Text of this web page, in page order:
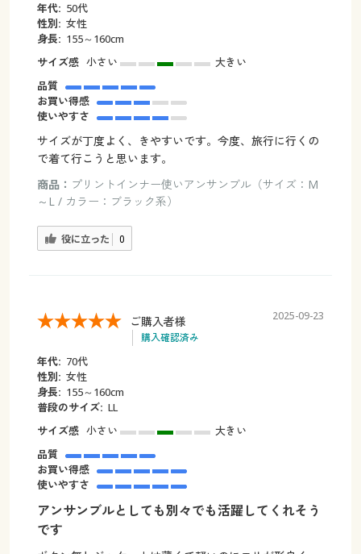
年代: 50代
性別: 女性
身長: 155～160cm
サイズ感 小さい
大きい
品質
お買い得感
使いやすさ
サイズが丁度よく、きやすいです。今度、旅行に行くの
で着て行こうと思います。
商品： プリントインナー使いアンサンブル（サイズ：M
～L / カラー：ブラック系）
役に立った 0
ご購入者様
購入確認済み
2025-09-23
年代: 70代
性別: 女性
身長: 155～160cm
普段のサイズ: LL
サイズ感 小さい
大きい
品質
お買い得感
使いやすさ
アンサンブルとしても別々でも活躍してくれそう
です